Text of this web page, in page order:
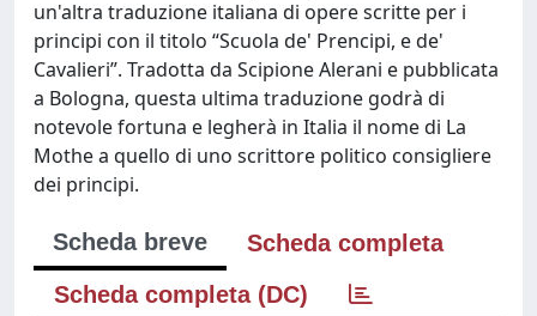
un'altra traduzione italiana di opere scritte per i
principi con il titolo “Scuola de' Prencipi, e de'
Cavalieri”. Tradotta da Scipione Alerani e pubblicata
a Bologna, questa ultima traduzione godrà di
notevole fortuna e legherà in Italia il nome di La
Mothe a quello di uno scrittore politico consigliere
dei principi.
Scheda breve
Scheda completa
Scheda completa (DC)